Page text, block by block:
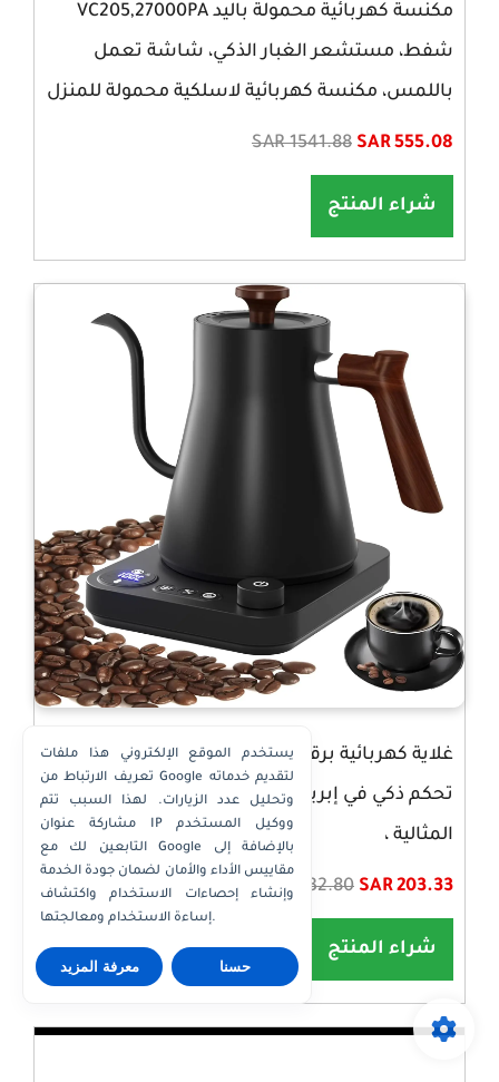
مكنسة كهربائية محمولة باليد VC205,27000PA
شفط، مستشعر الغبار الذكي، شاشة تعمل
باللمس، مكنسة كهربائية لاسلكية محمولة للمنزل
SAR 1541.88 SAR 555.08
شراء المنتج
غلاية كهربائية برقبة معقوفة ، إبريق قهوة يدوي ،
تحكم ذكي في إبريق الشاي ، تسخين سريع ،
المثالية ،
SAR 532.80 SAR 203.33
شراء المنتج
يستخدم الموقع الإلكتروني هذا ملفات
تعريف الارتباط من Google لتقديم خدماته
وتحليل عدد الزيارات. لهذا السبب تتم
مشاركة عنوان IP ووكيل المستخدم
التابعين لك مع Google بالإضافة إلى
مقاييس الأداء والأمان لضمان جودة الخدمة
وإنشاء إحصاءات الاستخدام واكتشاف
إساءة الاستخدام ومعالجتها.
معرفة المزيد حسنا